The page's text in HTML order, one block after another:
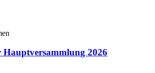
2026